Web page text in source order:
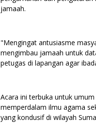
jamaah.
"Mengingat antusiasme
mengimbau jamaah untuk
petugas di lapangan agar
Acara ini terbuka untuk
memperdalam ilmu agama
yang kondusif di wilayah